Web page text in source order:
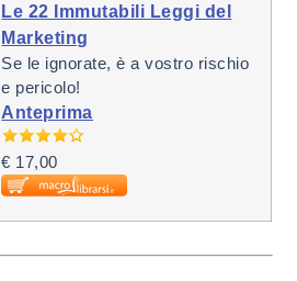
Le 22 Immutabili Leggi del
Marketing
Se le ignorate, è a vostro rischio
e pericolo!
Anteprima
€ 17,00